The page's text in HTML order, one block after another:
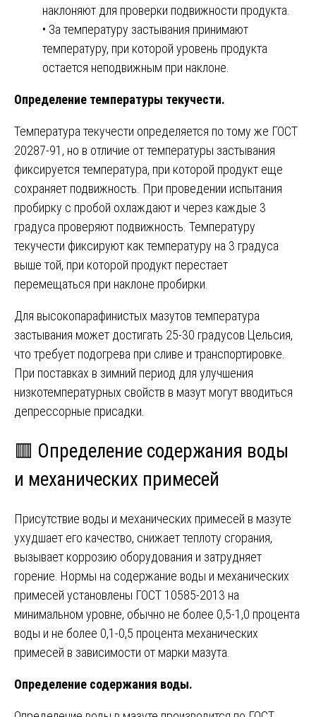
наклоняют для проверки подвижности продукта.
• За температуру застывания принимают
температуру, при которой уровень продукта
остается неподвижным при наклоне.
Определение температуры текучести.
Температура текучести определяется по тому же ГОСТ
20287-91, но в отличие от температуры застывания
фиксируется температура, при которой продукт еще
сохраняет подвижность. При проведении испытания
пробирку с пробой охлаждают и через каждые 3
градуса проверяют подвижность. Температуру
текучести фиксируют как температуру на 3 градуса
выше той, при которой продукт перестает
перемещаться при наклоне пробирки.
Для высокопарафинистых мазутов температура
застывания может достигать 25-30 градусов Цельсия,
что требует подогрева при сливе и транспортировке.
При поставках в зимний период для улучшения
низкотемпературных свойств в мазут могут вводиться
депрессорные присадки.
🟥 Определение содержания воды
и механических примесей
Присутствие воды и механических примесей в мазуте
ухудшает его качество, снижает теплоту сгорания,
вызывает коррозию оборудования и затрудняет
горение. Нормы на содержание воды и механических
примесей установлены ГОСТ 10585-2013 на
минимальном уровне, обычно не более 0,5-1,0 процента
воды и не более 0,1-0,5 процента механических
примесей в зависимости от марки мазута.
Определение содержания воды.